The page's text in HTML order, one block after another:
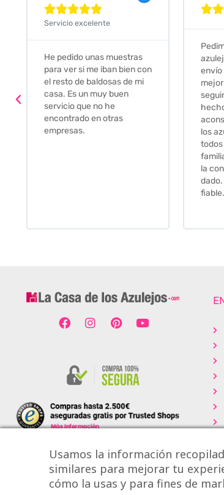

azulejos para el baño. El
envío fue perfecto pero lo
mejor ha sido el
seguimiento que nos han
hecho. Nos guiaron y
aconsejaron para escoger
los azulejos. Lo aconsejo a

Muy
darte
Usamos la información
similares para mejorar tu
cómo la usas y para fines de